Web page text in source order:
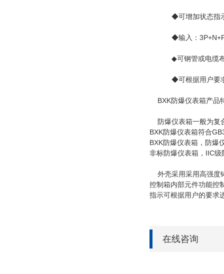
◆可增加状态指
◆输入：3P+N+PE
◆可钢管或电缆布线
◆可根据用户要求
BXK防爆仪表箱产品
防爆仪表箱一般为复
BXK防爆仪表箱符合
BXK防爆仪表箱，防爆
非标防爆仪表箱，IIC
外壳采用采用高强度
控制箱内部元件功能控
指示可根据用户的要求
在线咨询